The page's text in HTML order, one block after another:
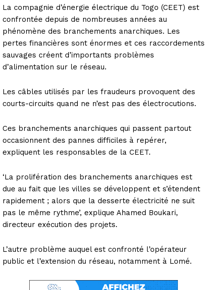
La compagnie d’énergie électrique du Togo (CEET) est
confrontée depuis de nombreuses années au
phénomène des branchements anarchiques. Les
pertes financières sont énormes et ces raccordements
sauvages créent d’importants problèmes
d’alimentation sur le réseau.
Les câbles utilisés par les fraudeurs provoquent des
courts-circuits quand ne n’est pas des électrocutions.
Ces branchements anarchiques qui passent partout
occasionnent des pannes difficiles à repérer,
expliquent les responsables de la CEET.
‘La prolifération des branchements anarchiques est
due au fait que les villes se développent et s’étendent
rapidement ; alors que la desserte électricité ne suit
pas le même rythme’, explique Ahamed Boukari,
directeur exécution des projets.
L’autre problème auquel est confronté l’opérateur
public et l’extension du réseau, notamment à Lomé.